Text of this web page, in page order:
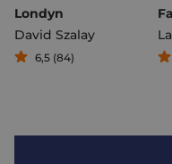
Londyn
David Szalay
6,5 (84)